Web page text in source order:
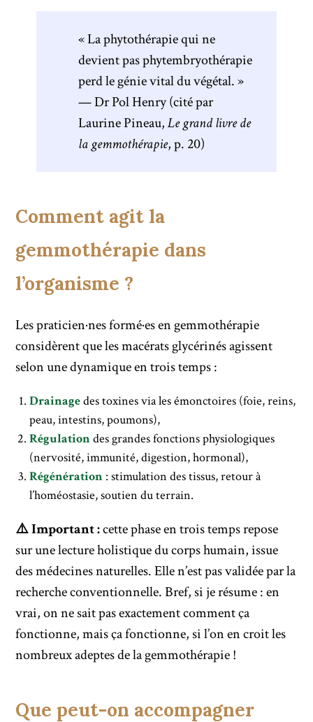
« La phytothérapie qui ne
devient pas phytembryothérapie
perd le génie vital du végétal. »
— Dr Pol Henry (cité par
Laurine Pineau,Le grand livre de
la gemmothérapie, p. 20)
Comment agit la
gemmothérapie dans
l’organisme ?
Les praticien·nes formé·es en gemmothérapie
considèrent que les macérats glycérinés agissent
selon une dynamique en trois temps :
Drainagedes toxines via les émonctoires (foie, reins,
peau, intestins, poumons),
Régulationdes grandes fonctions physiologiques
(nervosité, immunité, digestion, hormonal),
Régénération : stimulation des tissus, retour à
l’homéostasie, soutien du terrain.
⚠️ Important :cette phase en trois temps repose
sur une lecture holistique du corps humain, issue
des médecines naturelles. Elle n’est pas validée par la
recherche conventionnelle. Bref, si je résume : en
vrai, on ne sait pas exactement comment ça
fonctionne, mais ça fonctionne, si l’on en croit les
nombreux adeptes de la gemmothérapie !
Que peut-on accompagner